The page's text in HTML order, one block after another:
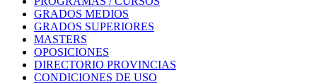
GRADOS MEDIOS
GRADOS SUPERIORES
MASTERS
OPOSICIONES
DIRECTORIO PROVINCIAS
CONDICIONES DE USO